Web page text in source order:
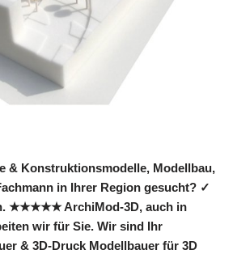
& Konstruktionsmodelle, Modellbau,
in Ihrer Region gesucht? ✓
★★★★★ ArchiMod-3D, auch in
wir für Sie. Wir sind Ihr
& 3D-Druck Modellbauer für 3D